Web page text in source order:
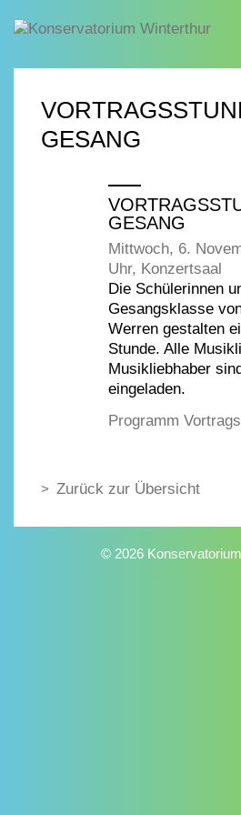
GESANG
GESANG
Mittwoch, 6.
Uhr, Konzertsaal
Die Schülerinnen
Gesangsklasse
Werren gestalten
Stunde. Alle
Musikliebhaber
eingeladen.
Programm
Zurück zur Übersicht
© 2026